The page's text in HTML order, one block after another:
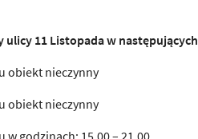
ulicy 11 Listopada w następujących
obiekt nieczynny
obiekt nieczynny